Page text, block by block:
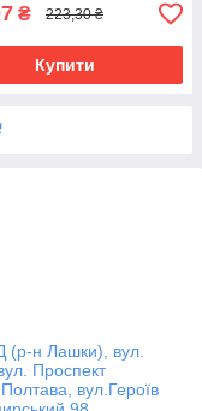
₴ 223,30 ₴
Купити
(р-н Лашки), вул.
Проспект
вул.Героїв